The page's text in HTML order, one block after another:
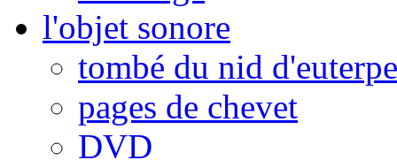
l'objet sonore
tombé du nid d'euterpe
pages de chevet
DVD